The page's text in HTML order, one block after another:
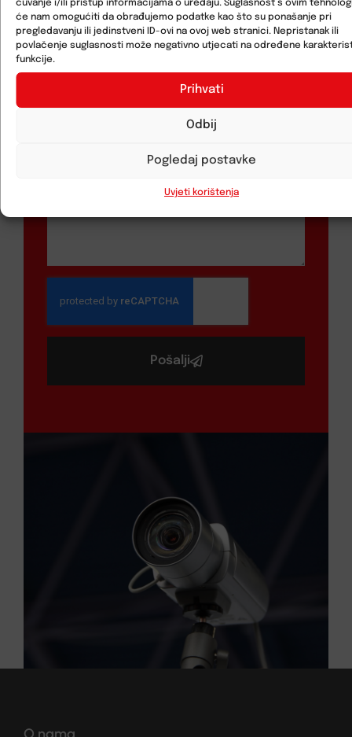
čuvanje i/ili pristup informacijama o uređaju. Suglasnost s ovim
će nam omogućiti da obrađujemo podatke kao što su ponašanje pri
pregledavanju ili jedinstveni ID-ovi na ovoj web stranici. Nepristanak ili
povlačenje suglasnosti može negativno utjecati na određene
funkcije.
Prihvati
Odbij
Pogledaj postavke
Uvjeti korištenja
Pošalji